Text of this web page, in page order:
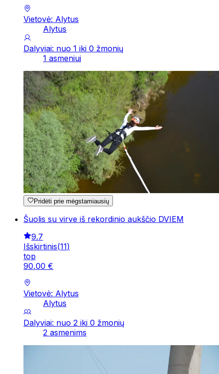
Vietovė: Alytus
Alytus
Dalyviai: nuo 1 iki 0 žmonių
1 asmeniui
Pridėti prie mėgstamiausių
Šuolis su virve iš rekordinio aukščio DVIEM
9.7
Išskirtinis(11)
top
90,00 €
Vietovė: Alytus
Alytus
Dalyviai: nuo 2 iki 0 žmonių
2 asmenims